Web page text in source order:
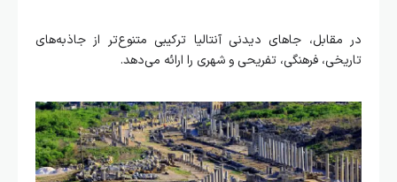
در مقابل، جاهای دیدنی آنتالیا ترکیبی متنوع‌تر از جاذبه‌های
تاریخی، فرهنگی، تفریحی و شهری را ارائه می‌دهد.